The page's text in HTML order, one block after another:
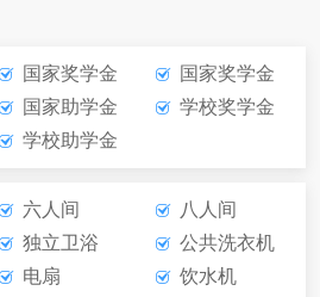
国家奖学金
国家奖学金
国家助学金
学校奖学金
学校助学金
六人间
八人间
独立卫浴
公共洗衣机
电扇
饮水机